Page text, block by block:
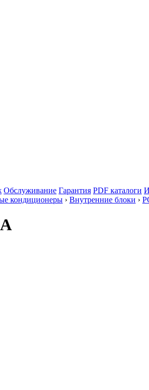
Обслуживание Гарантия PDF каталоги
кондиционеры › Внутренние блоки ›